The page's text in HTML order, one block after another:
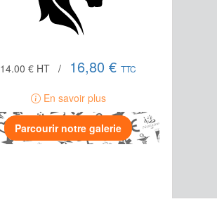
14.00 € HT / 16,80 €TTC
En savoir plus
Parcourir notre galerie